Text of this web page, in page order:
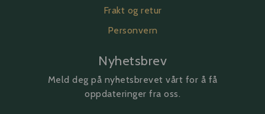
Frakt og retur
Personvern
Nyhetsbrev
Meld deg på nyhetsbrevet vårt for å få
oppdateringer fra oss.